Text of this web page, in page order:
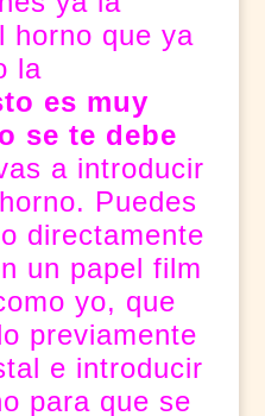
horno que ya
la
es muy
se te debe
a introducir
Puedes
directamente
un papel film
yo, que
previamente
e introducir
para que se